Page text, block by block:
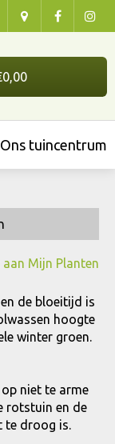
Ons tuincentrum
Mijn Planten
de bloeitijd is
hoogte
winter groen.
niet te arme
rotstuin en de
te droog is.